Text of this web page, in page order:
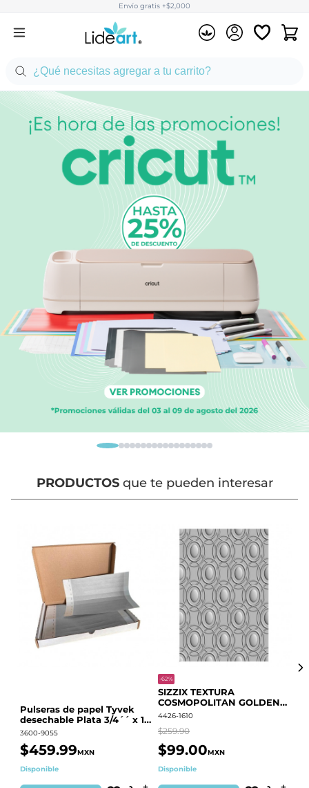
Envío gratis +$2,000
PRODUCTOSque te pueden interesar
Pulseras de papel Tyvek
desechable Plata 3/4´´ x 10
´´
3600-9055
$459.99MXN
Disponible
-62%
SIZZIX TEXTURA
COSMOPOLITAN GOLDEN
RINGS S.PARK 666700
4426-1610
$259.90
$99.00MXN
Disponible